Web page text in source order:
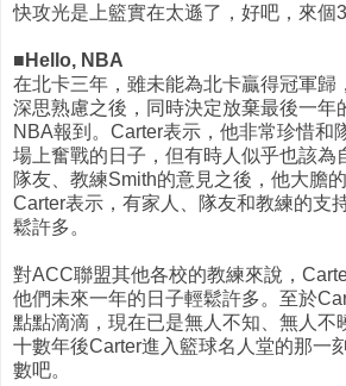
快攻光是上籃實在太遜了，好吧，來個
■Hello, NBA
在北卡三年，雖未能為北卡贏得冠軍歸
深思熟慮之後，同時決定放棄最後一年
NBA報到。Carter表示，他非常珍惜和
場上奮戰的日子，但有時人似乎也該為
隊友、教練Smith的意見之後，他大膽
Carter表示，有家人、隊友和教練的支
鬆許多。
對ACC聯盟其他各校的教練來說，
他們未來一年的日子輕鬆許多。至於
點點滴滴，現在已是無人不知、無人不
十數年後Carter進入籃球名人堂的那一
數吧。